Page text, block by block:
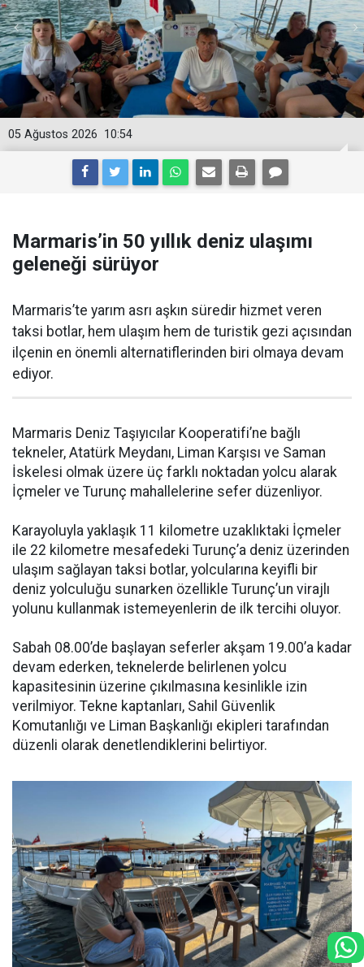
10:54
05 Ağustos 2026
Marmaris’in 50 yıllık deniz ulaşımı
geleneği sürüyor
Marmaris’te yarım asrı aşkın süredir hizmet veren
taksi botlar, hem ulaşım hem de turistik gezi açısından
ilçenin en önemli alternatiflerinden biri olmaya devam
ediyor.
Marmaris Deniz Taşıyıcılar Kooperatifi’ne bağlı
tekneler, Atatürk Meydanı, Liman Karşısı ve Saman
İskelesi olmak üzere üç farklı noktadan yolcu alarak
İçmeler ve Turunç mahallelerine sefer düzenliyor.
Karayoluyla yaklaşık 11 kilometre uzaklıktaki İçmeler
ile 22 kilometre mesafedeki Turunç’a deniz üzerinden
ulaşım sağlayan taksi botlar, yolcularına keyifli bir
deniz yolculuğu sunarken özellikle Turunç’un virajlı
yolunu kullanmak istemeyenlerin de ilk tercihi oluyor.
Sabah 08.00’de başlayan seferler akşam 19.00’a kadar
devam ederken, teknelerde belirlenen yolcu
kapasitesinin üzerine çıkılmasına kesinlikle izin
verilmiyor. Tekne kaptanları, Sahil Güvenlik
Komutanlığı ve Liman Başkanlığı ekipleri tarafından
düzenli olarak denetlendiklerini belirtiyor.